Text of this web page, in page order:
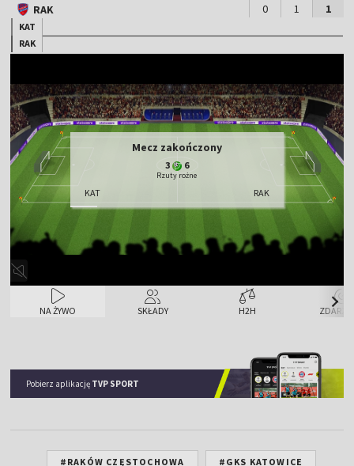
RAK
0
1
1
KAT
RAK
NA ŻYWO SKŁADY H2H
Mecz zakończony
KAT
3 6
Rzuty rożne
RAK
Pobierz aplikację TVP SPORT
#RAKÓW CZĘSTOCHOWA #GKS KATOWICE